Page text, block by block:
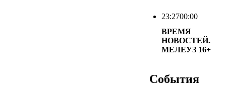
23:2700:00
ВРЕМЯ
НОВОСТЕЙ.
МЕЛЕУЗ 16+
События